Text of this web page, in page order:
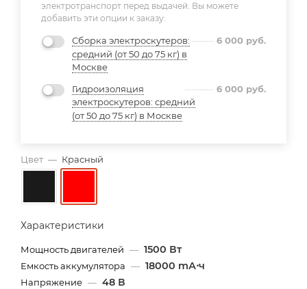
Цвет — Красный
Характеристики
Мощность двигателей — 1500 Вт
Емкость аккумулятора — 18000 mА⋅ч
Напряжение — 48 В
электротранспорт перед выдачей. Вы можете
добавить эти опции к заказу:
Сборка электроскутеров:
средний (от 50 до 75 кг) в
Москве
6 000 руб.
Гидроизоляция
электроскутеров: средний
(от 50 до 75 кг) в Москве
6 000 руб.